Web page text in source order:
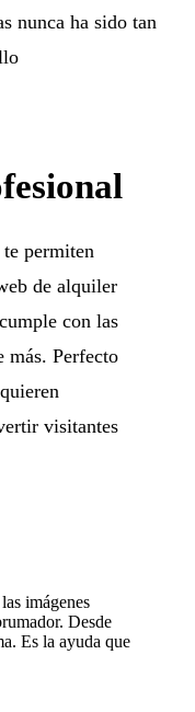
nunca ha sido tan
permiten
de alquiler
con las
más. Perfecto
visitantes
imágenes
Desde
Es la ayuda que